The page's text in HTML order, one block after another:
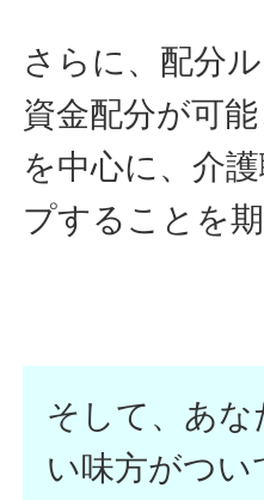
さらに、配分
資金配分が可
を中心に、介
プすることを
そして、あな
い味方がつ